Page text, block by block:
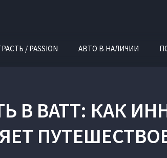
/ PASSION АВТО В НАЛИЧИИ
В ВАТТ: КАК